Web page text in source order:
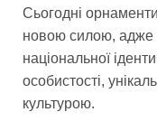
Сьогодні
новою силою,
національної
особистості,
культурою.